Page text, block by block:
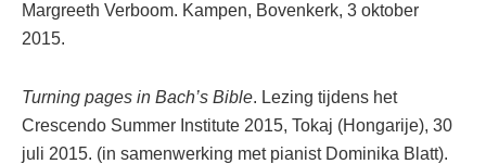
Margreeth Verboom. Kampen, Bovenkerk, 3 oktober
2015.
Turning pages in Bach’s Bible. Lezing tijdens het
Crescendo Summer Institute 2015, Tokaj (Hongarije), 30
juli 2015. (in samenwerking met pianist Dominika Blatt).